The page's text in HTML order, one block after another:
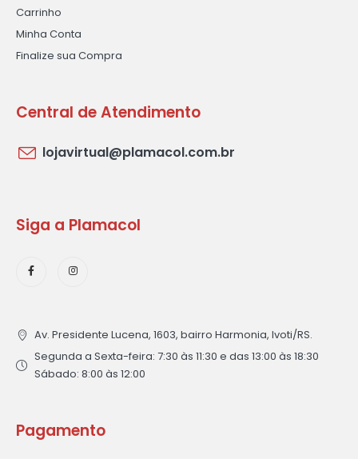
Carrinho
Minha Conta
Finalize sua Compra
Central de Atendimento
lojavirtual@plamacol.com.br
Siga a Plamacol
Av. Presidente Lucena, 1603, bairro Harmonia, Ivoti/RS.
Segunda a Sexta-feira: 7:30 às 11:30 e das 13:00 às 18:30
Sábado: 8:00 às 12:00
Pagamento